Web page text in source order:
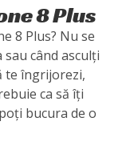
8 Plus
8 Plus? Nu se
când asculți
te îngrijorezi,
ca să îți
bucura de o